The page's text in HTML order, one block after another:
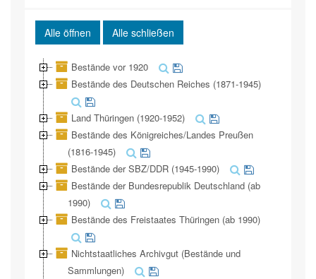
Alle öffnen Alle schließen
Bestände vor 1920
Bestände des Deutschen Reiches (1871-1945)
Land Thüringen (1920-1952)
Bestände des Königreiches/Landes Preußen
(1816-1945)
Bestände der SBZ/DDR (1945-1990)
Bestände der Bundesrepublik Deutschland (ab
1990)
Bestände des Freistaates Thüringen (ab 1990)
Nichtstaatliches Archivgut (Bestände und
Sammlungen)